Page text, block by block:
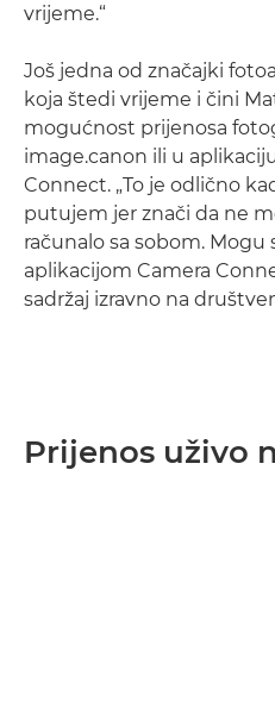
vrijeme.“
Još jedna od značajki
koja štedi vrijeme i čini
mogućnost prijenosa
image.canon ili u
Connect. „To je odlično
putujem jer znači da ne
računalo sa sobom. Mogu
aplikacijom Camera
sadržaj izravno na
Prijenos uživo